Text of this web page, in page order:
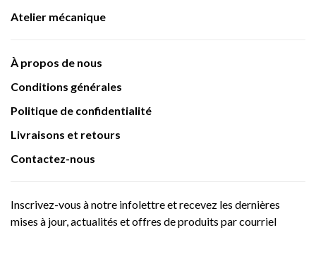
Atelier mécanique
À propos de nous
Conditions générales
Politique de confidentialité
Livraisons et retours
Contactez-nous
Inscrivez-vous à notre infolettre et recevez les dernières
mises à jour, actualités et offres de produits par courriel